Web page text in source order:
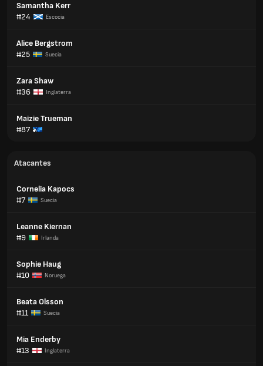
Samantha Kerr
#24
Escocia
Alice Bergstrom
#25
Suecia
Zara Shaw
#36
Inglaterra
Maizie Trueman
#87
Atacantes
Cornelia Kapocs
#7
Suecia
Leanne Kiernan
#9
Irlanda
Sophie Haug
#10
Noruega
Beata Olsson
#11
Suecia
Mia Enderby
#13
Inglaterra